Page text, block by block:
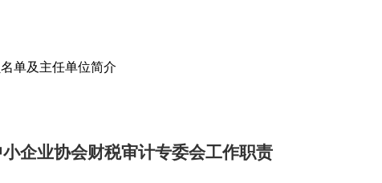
单及主任单位简介
小企业协会财税审计专委会工作职责